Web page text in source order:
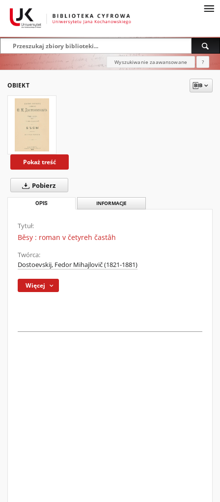
Wyszukiwanie zaawansowane ?
OBIEKT
Pokaż treść
Pobierz
OPIS INFORMACJE
Tytuł:
Běsy : roman v četyreh častâh
Twórca:
Dostoevskij, Fedor Mihajlovič (1821-1881)
Więcej